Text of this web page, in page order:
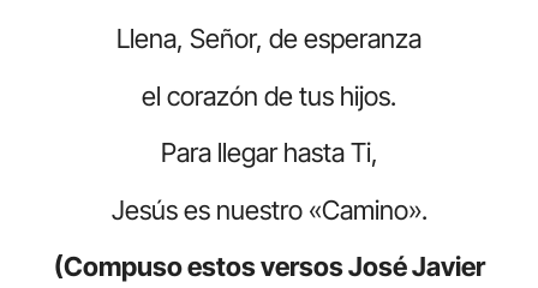
Llena, Señor, de esperanza
el corazón de tus hijos.
Para llegar hasta Ti,
Jesús es nuestro «Camino».
(Compuso estos versos José Javier